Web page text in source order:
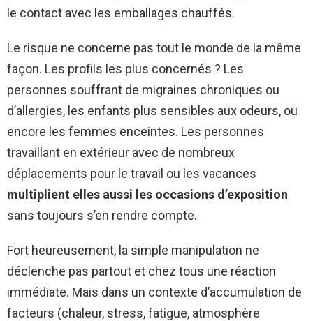
le contact avec les emballages chauffés.
Le risque ne concerne pas tout le monde de la même
façon. Les profils les plus concernés ? Les
personnes souffrant de migraines chroniques ou
d’allergies, les enfants plus sensibles aux odeurs, ou
encore les femmes enceintes. Les personnes
travaillant en extérieur avec de nombreux
déplacements pour le travail ou les vacances
multiplient elles aussi les occasions d’exposition
sans toujours s’en rendre compte.
Fort heureusement, la simple manipulation ne
déclenche pas partout et chez tous une réaction
immédiate. Mais dans un contexte d’accumulation de
facteurs (chaleur, stress, fatigue, atmosphère